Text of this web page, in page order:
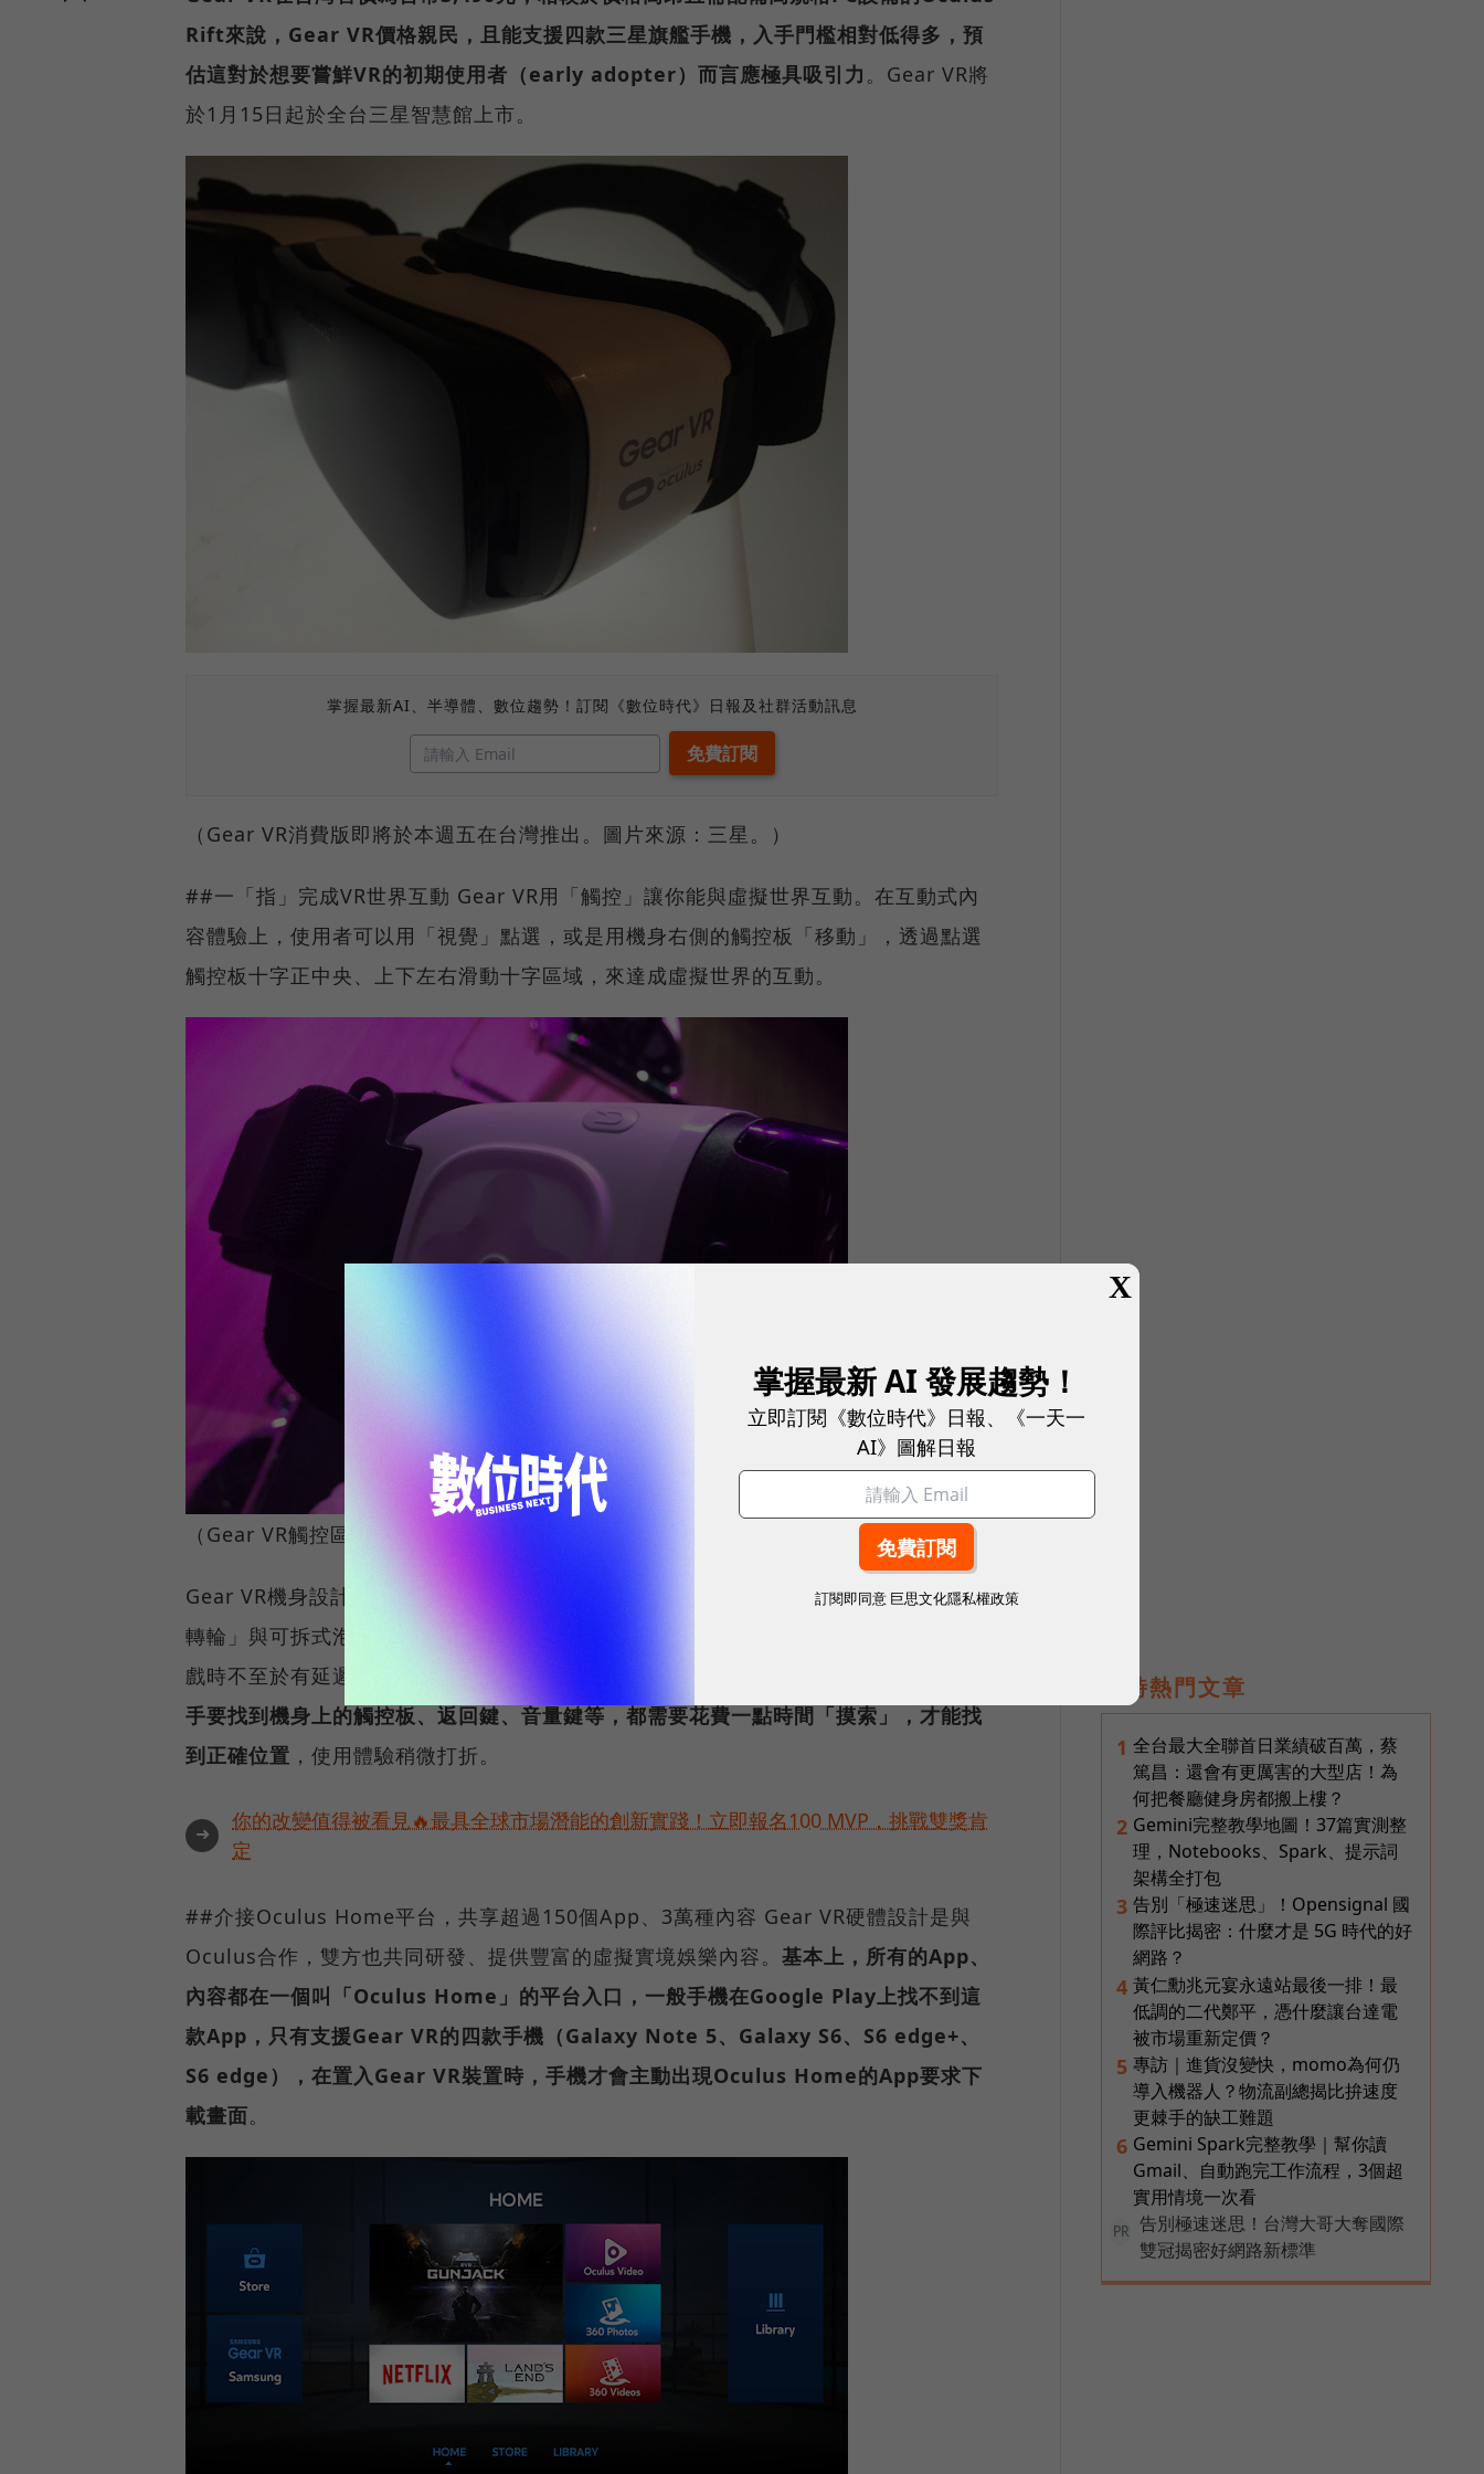
Rift來說，Gear VR價格親民，且能支援四款三星旗艦手機，入手門檻相對低得多，預
估這對於想要嘗鮮VR的初期使用者（early adopter）而言應極具吸引力 。Gear VR將
於1月15日起於全台三星智慧館上市。
掌握最新AI、半導體、數位趨勢！訂閱《數位時代》日報及社群活動訊息
（Gear VR消費版即將於本週五在台灣推出。圖片來源：三星。）
##一「指」完成VR世界互動 Gear VR用「觸控」讓你能與虛擬世界互動。在互動式內
容體驗上，使用者可以用「視覺」點選，或是用機身右側的觸控板「移動」，透過點選
觸控板十字正中央、上下左右滑動十字區域，來達成虛擬世界的互動。
（Gear VR觸控區。圖片來源：蘇宇庭攝影。）
Gear VR機身設計除了觸控十字區域外，還包括「返回鍵」、「音量鈕」、「焦距調整
轉輪」與可拆式泡綿設計。記者實測Gear VR各項機身功能，觸控應用尚稱靈敏，玩遊
戲時不至於有延遲狀況發生，
不過戴上Gear VR進入虛擬世界後，仍然處在真實世界的
手要找到機身上的觸控板、返回鍵、音量鍵等，都需要花費一點時間「摸索」，才能找
到正確位置 ，使用體驗稍微打折。
➜
你的改變值得被看見🔥最具全球市場潛能的創新實踐！立即報名100 MVP，挑戰雙獎肯
定
##介接Oculus Home平台，共享超過150個App、3萬種內容 Gear VR硬體設計是與
Oculus合作，雙方也共同研發、提供豐富的虛擬實境娛樂內容。 基本上，所有的App、
內容都在一個叫「Oculus Home」的平台入口，一般手機在Google Play上找不到這
款App，只有支援Gear VR的四款手機（Galaxy Note 5、Galaxy S6、S6 edge+、
S6 edge），在置入Gear VR裝置時，手機才會主動出現Oculus Home的App要求下
載畫面。
即時熱門文章
1 全台最大全聯首日業績破百萬，蔡
篤昌：還會有更厲害的大型店！為
何把餐廳健身房都搬上樓？
2 Gemini完整教學地圖！37篇實測整
理，Notebooks、Spark、提示詞
架構全打包
3 告別「極速迷思」！Opensignal 國
際評比揭密：什麼才是 5G 時代的好
網路？
4 黃仁勳兆元宴永遠站最後一排！最
低調的二代鄭平，憑什麼讓台達電
被市場重新定價？
5 專訪｜進貨沒變快，momo為何仍
導入機器人？物流副總揭比拚速度
更棘手的缺工難題
6 Gemini Spark完整教學｜幫你讀
Gmail、自動跑完工作流程，3個超
實用情境一次看
PR
告別極速迷思！台灣大哥大奪國際
雙冠揭密好網路新標準
X
掌握最新 AI 發展趨勢！
立即訂閱《數位時代》日報、《一天一
AI》圖解日報
訂閱即同意 巨思文化隱私權政策